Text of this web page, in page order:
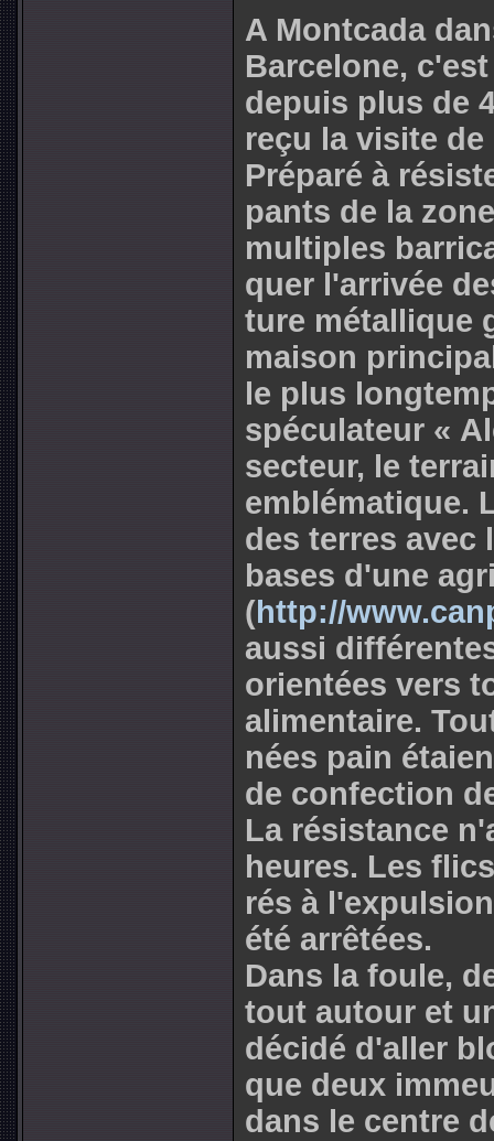
A Montcada
Barcelone,
depuis plus de
reçu la visite
Préparé à
pants de la
mul­ti­ples
quer l'arri­vée
ture métal­li­que
maison
le plus
spé­cu­la­teur «
sec­teur, le
emblé­ma­ti­que.
des terres avec
bases d'une
(http://
aussi
orien­tées vers
ali­men­taire.
nées pain
de confec­tion
La résis­tance
heures. Les
rés à
été arrê­tées.
Dans la foule,
tout autour et
décidé d'aller
que deux
dans le centre